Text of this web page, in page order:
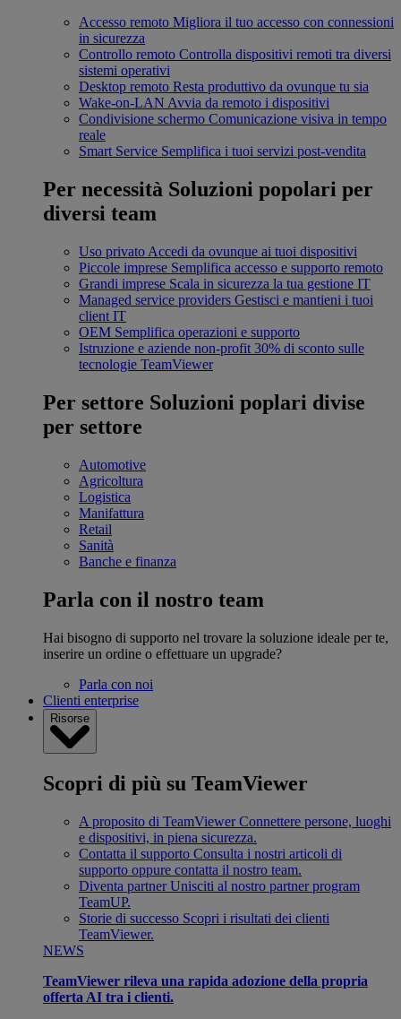
Accesso remoto Migliora il tuo accesso con connessioni
in sicurezza
Controllo remoto Controlla dispositivi remoti tra diversi
sistemi operativi
Desktop remoto Resta produttivo da ovunque tu sia
Wake-on-LAN Avvia da remoto i dispositivi
Condivisione schermo Comunicazione visiva in tempo
reale
Smart Service Semplifica i tuoi servizi post-vendita
Per necessità Soluzioni popolari per
diversi team
Uso privato Accedi da ovunque ai tuoi dispositivi
Piccole imprese Semplifica accesso e supporto remoto
Grandi imprese Scala in sicurezza la tua gestione IT
Managed service providers Gestisci e mantieni i tuoi
client IT
OEM Semplifica operazioni e supporto
Istruzione e aziende non-profit 30% di sconto sulle
tecnologie TeamViewer
Per settore Soluzioni poplari divise
per settore
Automotive
Agricoltura
Logistica
Manifattura
Retail
Sanità
Banche e finanza
Parla con il nostro team
Hai bisogno di supporto nel trovare la soluzione ideale per te,
inserire un ordine o effettuare un upgrade?
Parla con noi
Clienti enterprise
Risorse
Scopri di più su TeamViewer
A proposito di TeamViewer Connettere persone, luoghi
e dispositivi, in piena sicurezza.
Contatta il supporto Consulta i nostri articoli di
supporto oppure contatta il nostro team.
Diventa partner Unisciti al nostro partner program
TeamUP.
Storie di successo Scopri i risultati dei clienti
TeamViewer.
NEWS
TeamViewer rileva una rapida adozione della propria
offerta AI tra i clienti.